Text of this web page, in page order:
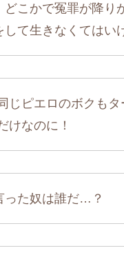
こかで冤罪が降り
て生きなくてはい
じピエロのボクも
けなのに！
った奴は誰だ…？